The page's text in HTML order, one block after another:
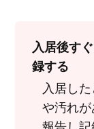
入居後す
録する
入居し
や汚れ